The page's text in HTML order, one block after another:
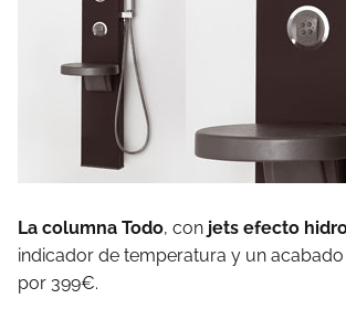
La columna Todo, con jets efecto
indicador de temperatura y un
por 399€.